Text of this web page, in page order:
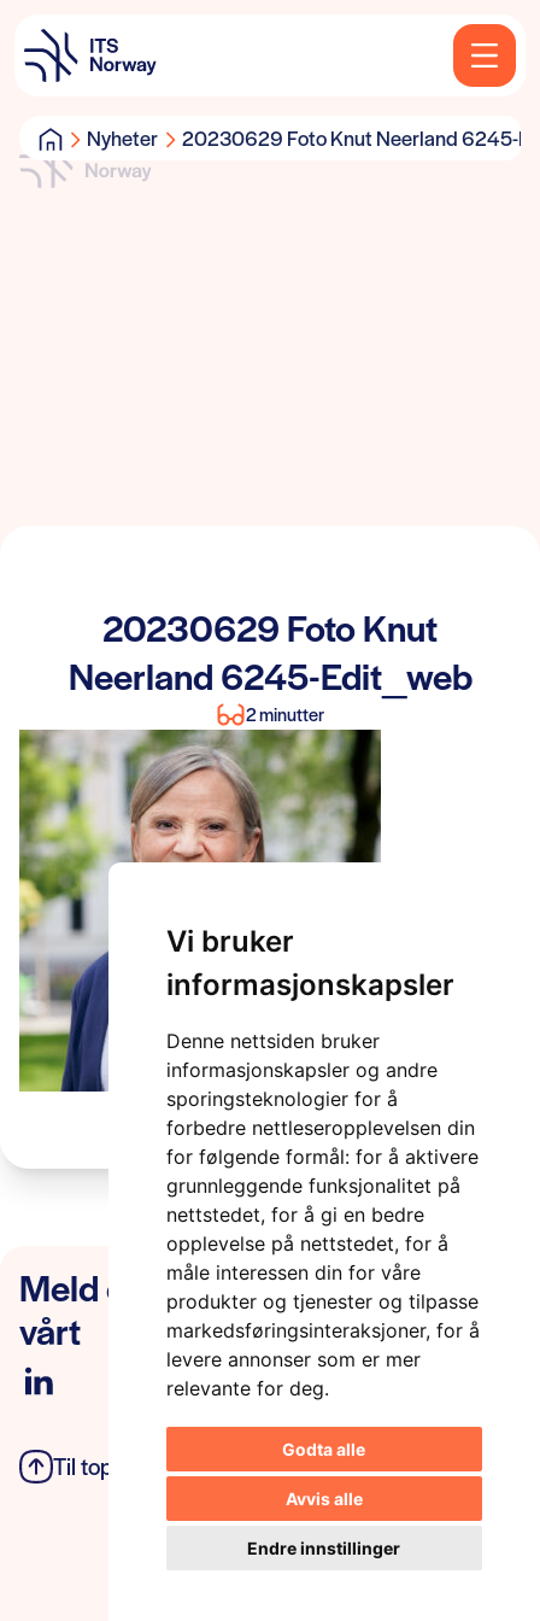
Vi bruker
informasjonskapsler
Denne nettsiden bruker
informasjonskapsler og andre
sporingsteknologier for å
forbedre nettleseropplevelsen din
for følgende formål: for å aktivere
grunnleggende funksjonalitet på
nettstedet, for å gi en bedre
opplevelse på nettstedet, for å
måle interessen din for våre
produkter og tjenester og tilpasse
markedsføringsinteraksjoner, for å
levere annonser som er mer
relevante for deg.
Godta alle
Avvis alle
Endre innstillinger
Nyheter 20230629 Foto Knut Neerland 6245-
20230629 Foto Knut
Neerland 6245-Edit_web
2 minutter
Meld deg på nyhetsbrevet
vårt
Til toppen Personvern